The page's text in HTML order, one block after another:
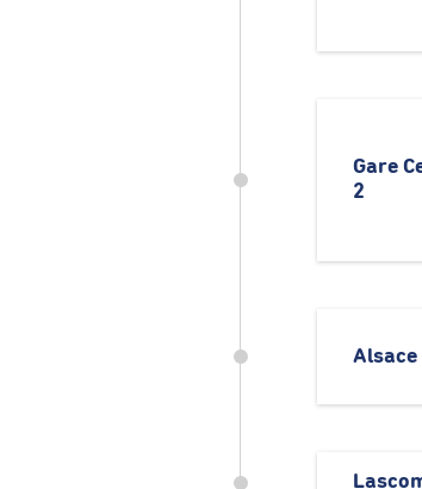
Gare
2
Alsace